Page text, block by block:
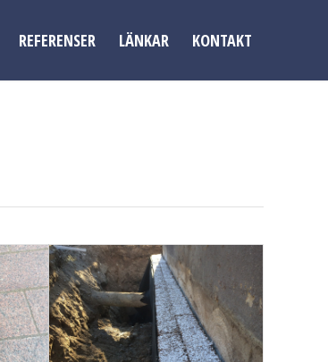
REFERENSER LÄNKAR KONTAKT